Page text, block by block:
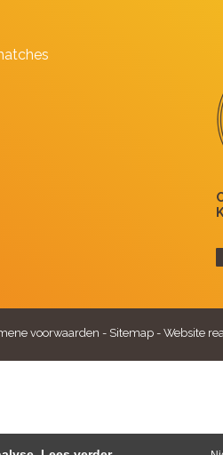
voorwaarden - Sitemap- Website